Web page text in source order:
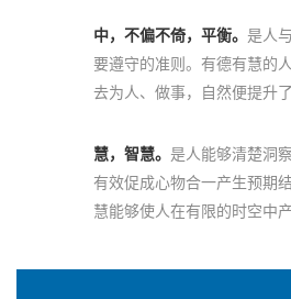
中，不偏不倚，平衡。 是人
要遵守的准则。有德有慧的
去为人、做事，自然便提升了
慧，智慧。 是人能够清楚洞
有效促成心物合一产生预期
慧能够使人在有限的时空中